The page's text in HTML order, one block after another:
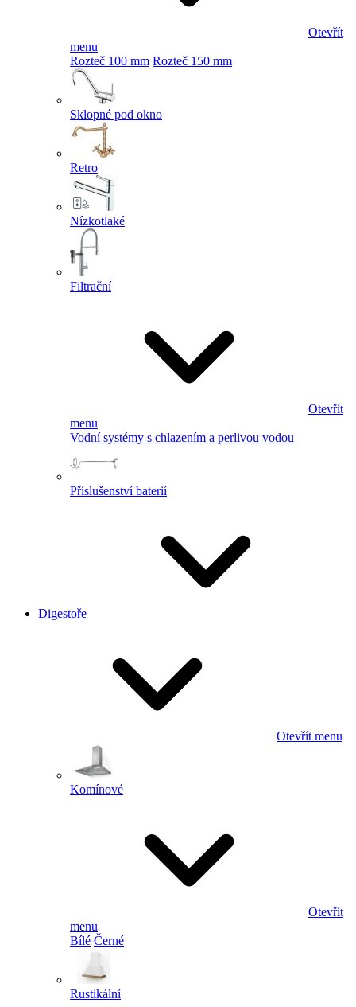
Otevřít
menu
Rozteč 100 mm Rozteč 150 mm
Sklopné pod okno
Retro
Nízkotlaké
Filtrační
Otevřít
menu
Vodní systémy s chlazením a perlivou vodou
Příslušenství baterií
Digestoře
Otevřít menu
Komínové
Otevřít
menu
Bílé Černé
Rustikální